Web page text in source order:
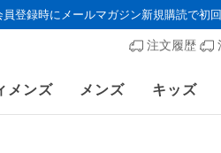
登録時にメールマガジン新規購読で初
注文履歴
メンズ メンズ キッズ